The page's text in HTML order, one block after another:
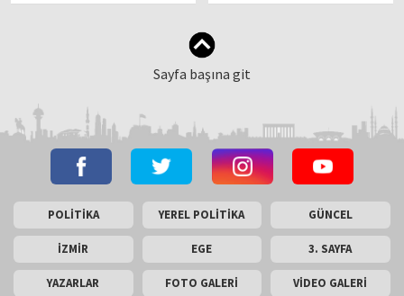
Sayfa başına git
POLİTİKA YEREL POLİTİKA GÜNCEL
İZMİR EGE 3. SAYFA
YAZARLAR FOTO GALERİ VİDEO GALERİ